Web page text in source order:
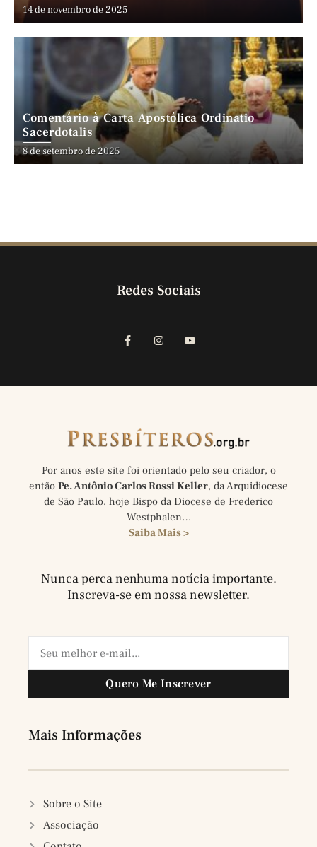
14 de novembro de 2025
Comentário à Carta Apostólica Ordinatio
Sacerdotalis
8 de setembro de 2025
Redes Sociais
Por anos este site foi orientado pelo seu criador, o
então Pe. Antônio Carlos Rossi Keller, da Arquidiocese
de São Paulo, hoje Bispo da Diocese de Frederico
Westphalen…
Saiba Mais >
Nunca perca nenhuma notícia importante.
Inscreva-se em nossa newsletter.
Quero Me Inscrever
Mais Informações
Sobre o Site
Associação